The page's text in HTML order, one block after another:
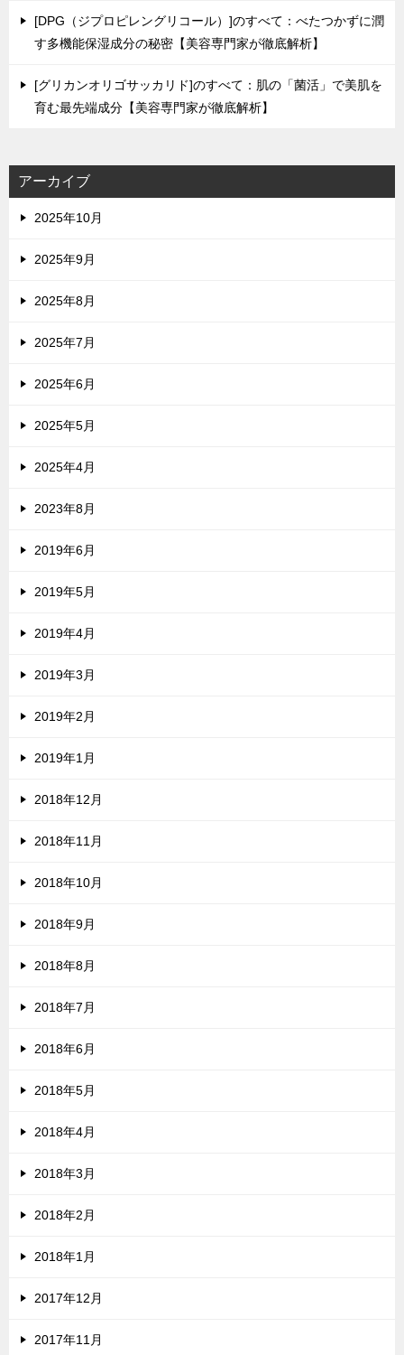
[DPG（ジプロピレングリコール）]のすべて：べたつかずに潤
す多機能保湿成分の秘密【美容専門家が徹底解析】
[グリカンオリゴサッカリド]のすべて：肌の「菌活」で美肌を
育む最先端成分【美容専門家が徹底解析】
アーカイブ
2025年10月
2025年9月
2025年8月
2025年7月
2025年6月
2025年5月
2025年4月
2023年8月
2019年6月
2019年5月
2019年4月
2019年3月
2019年2月
2019年1月
2018年12月
2018年11月
2018年10月
2018年9月
2018年8月
2018年7月
2018年6月
2018年5月
2018年4月
2018年3月
2018年2月
2018年1月
2017年12月
2017年11月